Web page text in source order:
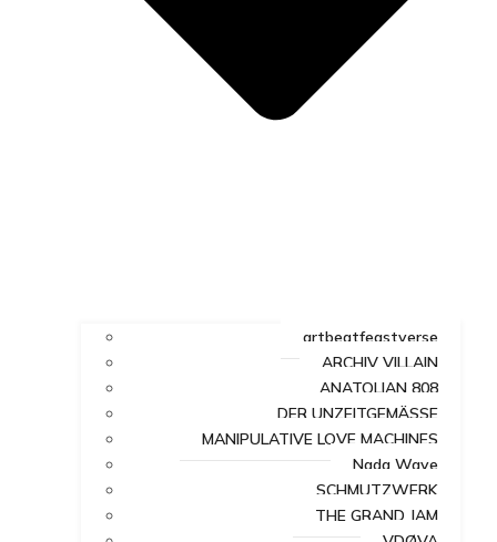
artbeatfeastverse
ARCHIV VILLAIN
ANATOLIAN 808
DER UNZEITGEMÄSSE
MANIPULATIVE LOVE MACHINES
Nada Wave
SCHMUTZWERK
THE GRAND JAM